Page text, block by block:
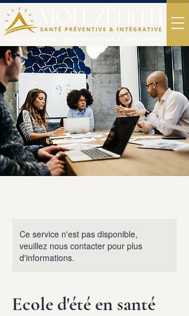
Ce service n'est pas disponible,
veuillez nous contacter pour plus
d'informations.
Ecole d'été en santé